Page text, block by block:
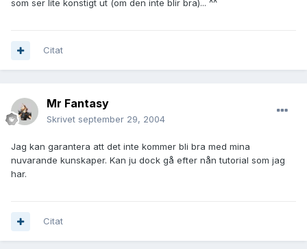
som ser lite konstigt ut (om den inte blir bra)... ^^
Citat
Mr Fantasy
Skrivet september 29, 2004
Jag kan garantera att det inte kommer bli bra med mina
nuvarande kunskaper. Kan ju dock gå efter nån tutorial som jag
har.
Citat